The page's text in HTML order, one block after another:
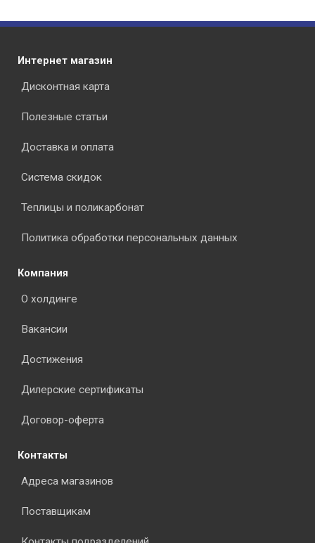
Интернет магазин
Дисконтная карта
Полезные статьи
Доставка и оплата
Система скидок
Теплицы и поликарбонат
Политика обработки персональных данных
Компания
О холдинге
Вакансии
Достижения
Дилерские сертификаты
Договор-оферта
Контакты
Адреса магазинов
Поставщикам